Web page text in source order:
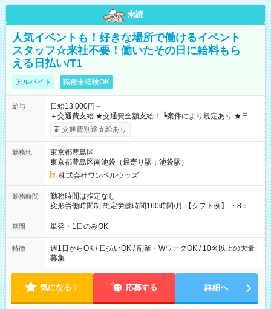
未読
人気イベントも！好きな場所で働けるイベント
スタッフ☆来社不要！働いたその日に給料もら
える日払い/T1
アルバイト 職種未経験OK
給与
日給13,000円～
＋交通費支給 ★交通費全額支給！ ┗案件により規定あり ★日払
いOK！（規定あり） ┗働いたその日に現金GET♪ お仕事後はコ
ンビニATMから 日払い分を引き落とせます！ 【試用期間】試
交通費別途支給あり
勤務地
東京都豊島区
東京都豊島区南池袋（最寄り駅：池袋駅）
株式会社ワンベルウッズ
勤務時間
勤務時間は指定なし
変形労働時間制 想定労働時間160時間/月 【シフト例】 ・8：00
～21：00
期間 単発・1日のみOK
特徴
週1日からOK / 日払いOK / 副業・WワークOK / 10名以上の大量
募集
気になる！ 応募する 詳細へ